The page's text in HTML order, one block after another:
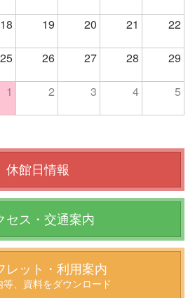
18 19 20 21 22
25 26 27 28 29
1 2 3 4 5
休館日情報
セス・交通案内
レット・利用案内
等、資料をダウンロード